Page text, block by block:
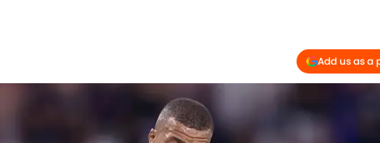
Add us as a